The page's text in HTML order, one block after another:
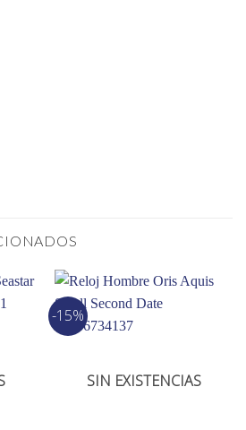
-15%
SIN EXISTENCIAS